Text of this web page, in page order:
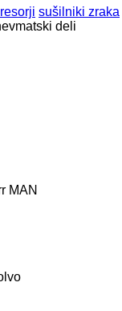
sušilniki zraka
deli
MAN